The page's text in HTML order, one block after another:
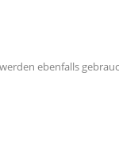
ebenfalls